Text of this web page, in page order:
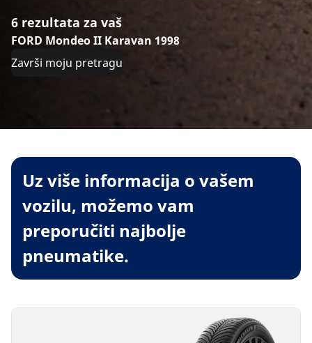
6 rezultata za vaš
FORD Mondeo II Karavan 1998
Završi moju pretragu
Uz više informacija o vašem
vozilu, možemo vam
preporučiti najbolje
pneumatike.